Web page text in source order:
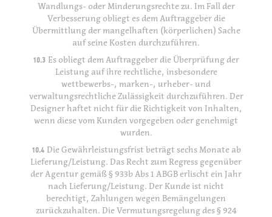
Wandlungs- oder Minderungsrechte zu. Im Fall der
Verbesserung obliegt es dem Auftraggeber die
Übermittlung der mangelhaften (körperlichen) Sache
auf seine Kosten durchzuführen.
10.3 Es obliegt dem Auftraggeber die Überprüfung der
Leistung auf ihre rechtliche, insbesondere
wettbewerbs-, marken-, urheber- und
verwaltungsrechtliche Zulässigkeit durchzuführen. Der
Designer haftet nicht für die Richtigkeit von Inhalten,
wenn diese vom Kunden vorgegeben oder genehmigt
wurden.
10.4 Die Gewährleistungsfrist beträgt sechs Monate ab
Lieferung/Leistung. Das Recht zum Regress gegenüber
der Agentur gemäß § 933b Abs 1 ABGB erlischt ein Jahr
nach Lieferung/Leistung. Der Kunde ist nicht
berechtigt, Zahlungen wegen Bemängelungen
zurückzuhalten. Die Vermutungsregelung des § 924